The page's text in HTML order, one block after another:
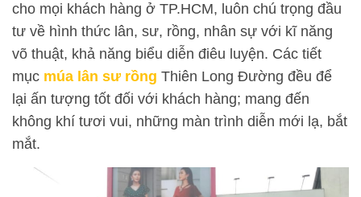
cho mọi khách hàng ở TP.HCM, luôn chú trọng đầu
tư về hình thức lân, sư, rồng, nhân sự với kĩ năng
võ thuật, khả năng biểu diễn điêu luyện. Các tiết
mục múa lân sư rồng Thiên Long Đường đều để
lại ấn tượng tốt đối với khách hàng; mang đến
không khí tươi vui, những màn trình diễn mới lạ, bắt
mắt.